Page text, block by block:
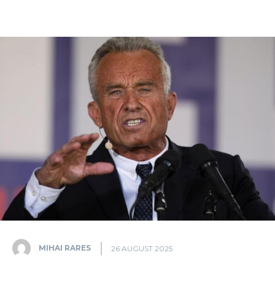
MIHAI RARES 26 AUGUST 2025